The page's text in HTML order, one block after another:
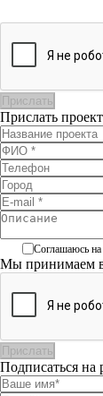
Прислать проект
Соглашаюсь на
Мы принимаем
Подписаться на